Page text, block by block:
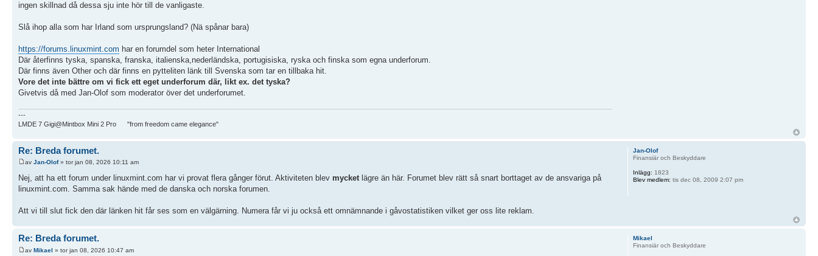
ingen skillnad då dessa sju inte hör till de vanligaste.
Slå ihop alla som har Irland som ursprungsland? (Nä spånar bara)
https://forums.linuxmint.com har en forumdel som heter International
Där återfinns tyska, spanska, franska, italienska,nederländska, portugisiska, ryska och finska som egna underforum.
Där finns även Other och där finns en pytteliten länk till Svenska som tar en tillbaka hit.
Vore det inte bättre om vi fick ett eget underforum där, likt ex. det tyska?
Givetvis då med Jan-Olof som moderator över det underforumet.
---
LMDE 7 Gigi@Mintbox Mini 2 Pro "from freedom came elegance"
Re: Breda forumet.
av Jan-Olof» tor jan 08, 2026 10:11 am
Nej, att ha ett forum under linuxmint.com har vi provat flera gånger förut. Aktiviteten blev mycketlägre än här. Forumet blev rätt så snart borttaget av de ansvariga på
linuxmint.com. Samma sak hände med de danska och norska forumen.
Att vi till slut fick den där länken hit får ses som en välgärning. Numera får vi ju också ett omnämnande i gåvostatistiken vilket ger oss lite reklam.
Jan-Olof
Finansiär och Beskyddare
Inlägg: 1823
Blev medlem: tis dec 08, 2009 2:07 pm
Re: Breda forumet.
av Mikael » tor jan 08, 2026 10:47 am
Mikael
Finansiär och Beskyddare